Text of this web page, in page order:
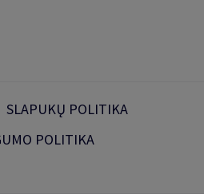
SLAPUKŲ POLITIKA
POLITIKA